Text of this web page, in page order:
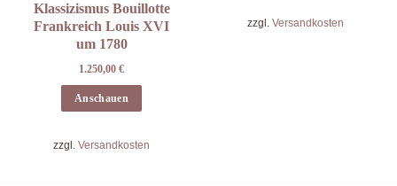
Klassizismus Bouillotte
Frankreich Louis XVI
um 1780
1.250,00 €
Anschauen
zzgl. Versandkosten
zzgl. Versandkosten